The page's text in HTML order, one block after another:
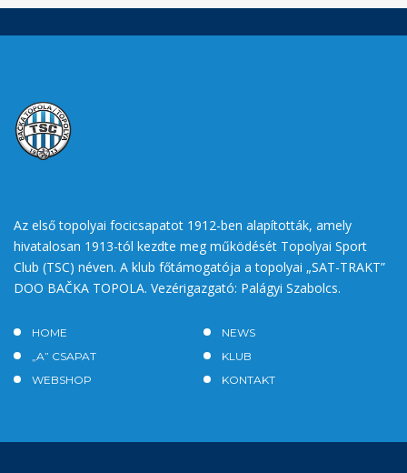
Az első topolyai focicsapatot 1912-ben alapították, amely
hivatalosan 1913-tól kezdte meg működését Topolyai Sport
Club (TSC) néven. A klub főtámogatója a topolyai „SAT-TRAKT”
DOO BAČKA TOPOLA. Vezérigazgató: Palágyi Szabolcs.
HOME
NEWS
„A” CSAPAT
KLUB
WEBSHOP
KONTAKT